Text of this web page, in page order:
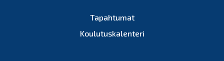
Tapahtumat
Koulutuskalenteri